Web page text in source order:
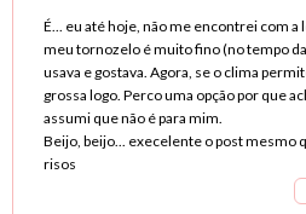
É... eu até hoje, não me encontrei com a
meu tornozelo é muito fino (no tempo
usava e gostava. Agora, se o clima
grossa logo. Perco uma opção por que
assumi que não é para mim.
Beijo, beijo... execelente o post mesmo
risos